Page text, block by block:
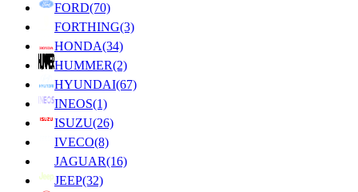
FORD(70)
FORTHING(3)
HONDA(34)
HUMMER(2)
HYUNDAI(67)
INEOS(1)
ISUZU(26)
IVECO(8)
JAGUAR(16)
JEEP(32)